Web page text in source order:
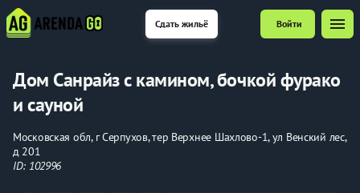
Сдать жильё Войти menu
Дом Санрайз с камином, бочкой фурако
и сауной
Московская обл, г Серпухов, тер Верхнее Шахлово-1, ул Венский лес,
д 201
ID: 102996